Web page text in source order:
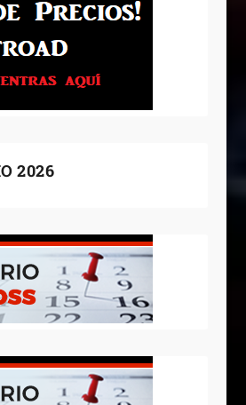
2026